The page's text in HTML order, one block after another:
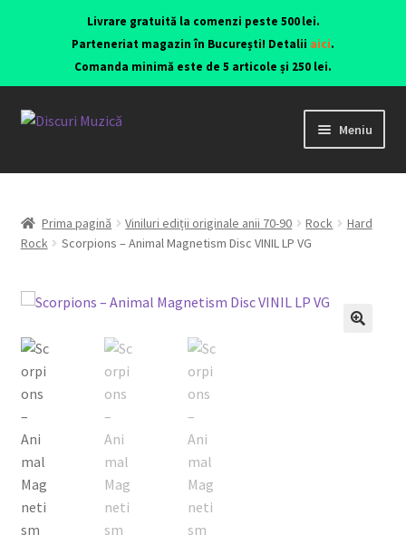
Livrare gratuită la comenzi peste 500 lei.
Parteneriat magazin în București! Detalii aici.
Comanda minimă este de 5 articole și 250 lei.
Meniu
Viniluri ediții originale anii 70-90
CD-uri originale
Echipamente
Listă produse
Oferta lunii
Contul meu
Prima pagină Viniluri ediții originale anii 70-90 Rock
Hard
Rock
Scorpions – Animal Magnetism Disc VINIL LP VG